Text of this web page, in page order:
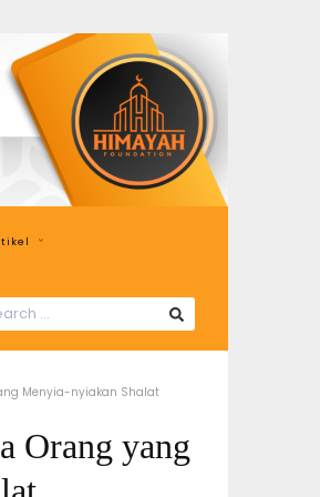
FOR:
Menyia-nyiakan Shalat
Orang yang